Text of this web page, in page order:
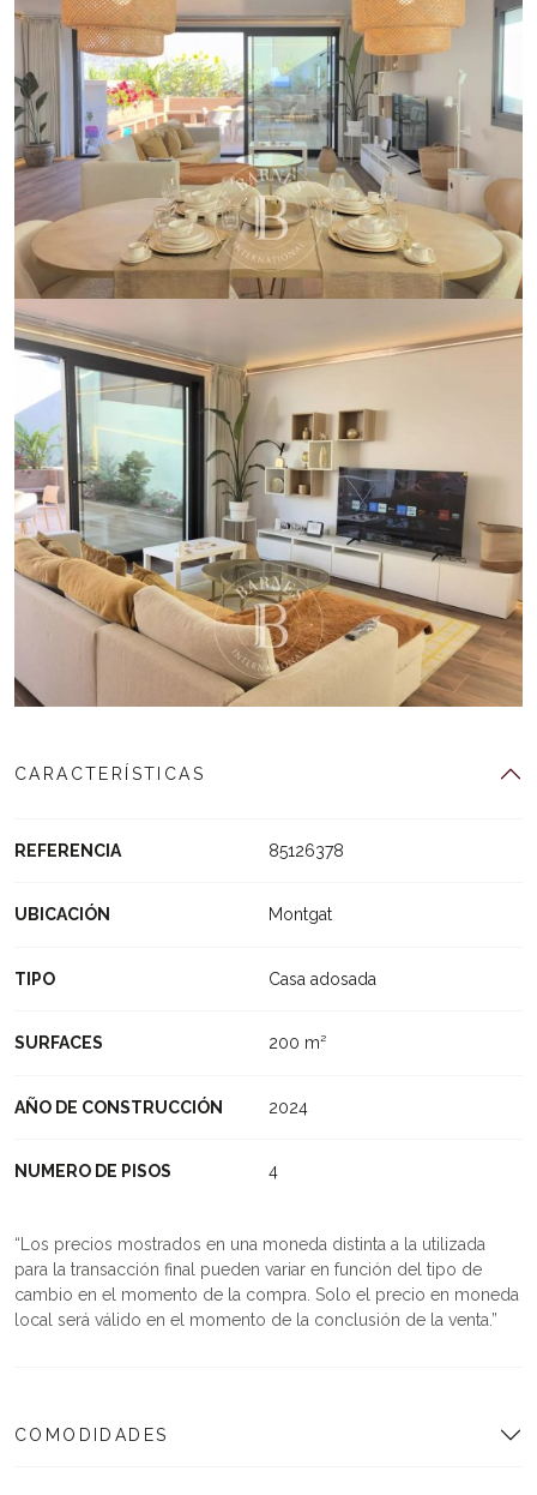
CARACTERÍSTICAS
REFERENCIA 85126378
UBICACIÓN Montgat
TIPO Casa adosada
SURFACES 200 m²
AÑO DE CONSTRUCCIÓN 2024
NUMERO DE PISOS 4
Los precios mostrados en una moneda distinta a la utilizada
para la transacción final pueden variar en función del tipo de
cambio en el momento de la compra. Solo el precio en moneda
local será válido en el momento de la conclusión de la venta.
COMODIDADES